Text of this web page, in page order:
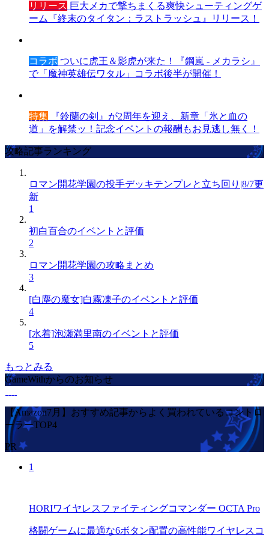
リリース 巨大メカで撃ちまくる爽快シューティングゲ
ーム『終末のタイタン：ラストラッシュ』リリース！
コラボ ついに虎王＆影虎が来た！『鋼嵐 - メカラシ』
で「魔神英雄伝ワタル」コラボ後半が開催！
特集 『鈴蘭の剣』が2周年を迎え、新章「氷と血の
道」を解禁ッ！記念イベントの報酬もお見逃し無く！
攻略記事ランキング
ロマン開花学園の投手デッキテンプレと立ち回り|8/7更
新
1
初白百合のイベントと評価
2
ロマン開花学園の攻略まとめ
3
[白塵の魔女]白霧凍子のイベントと評価
4
[水着]泡瀬満里南のイベントと評価
5
もっとみる
GameWithからのお知らせ
【Amazon7月】おすすめ記事からよく買われているコントロ
ーラーTOP4
PR
1
HORIワイヤレスファイティングコマンダー OCTA Pro
格闘ゲームに最適な6ボタン配置の高性能ワイヤレスコ